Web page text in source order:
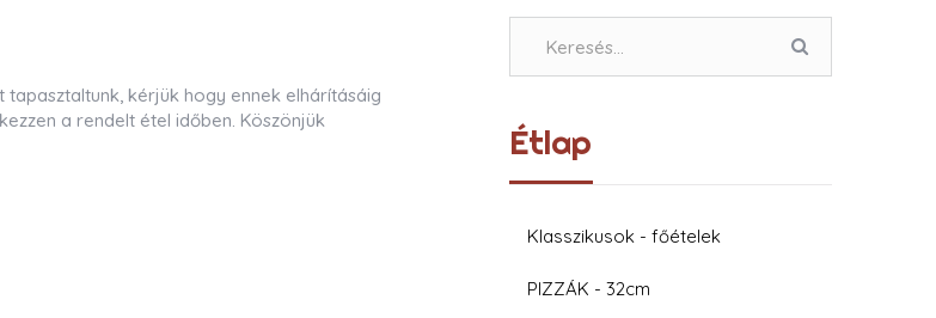
kérjük hogy ennek elhárításáig
a rendelt étel időben. Köszönjük
Étlap
Klasszikusok - főételek
PIZZÁK - 32cm